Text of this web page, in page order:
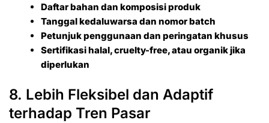
Daftar bahan dan komposisi produk
Tanggal kedaluwarsa dan nomor batch
Petunjuk penggunaan dan peringatan khusus
Sertifikasi halal, cruelty-free, atau organik jika
diperlukan
8. Lebih Fleksibel dan Adaptif
terhadap Tren Pasar